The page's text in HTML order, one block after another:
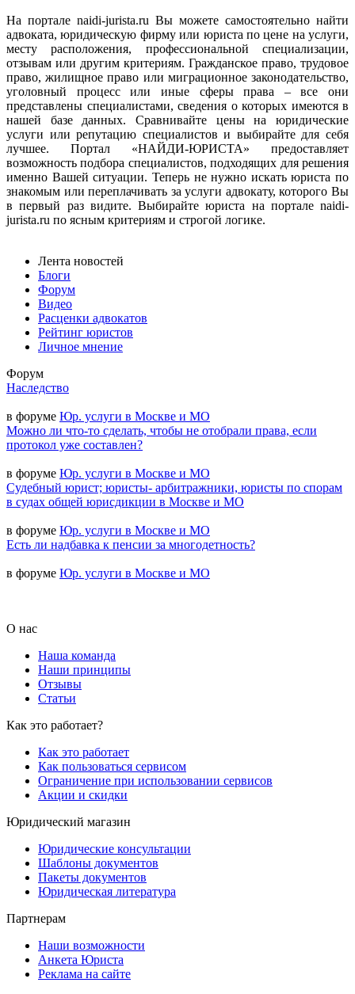
На портале naidi-jurista.ru Вы можете самостоятельно найти
адвоката, юридическую фирму или юриста по цене на услуги,
месту расположения, профессиональной специализации,
отзывам или другим критериям. Гражданское право, трудовое
право, жилищное право или миграционное законодательство,
уголовный процесс или иные сферы права – все они
представлены специалистами, сведения о которых имеются в
нашей базе данных. Сравнивайте цены на юридические
услуги или репутацию специалистов и выбирайте для себя
лучшее. Портал «НАЙДИ-ЮРИСТА» предоставляет
возможность подбора специалистов, подходящих для решения
именно Вашей ситуации. Теперь не нужно искать юриста по
знакомым или переплачивать за услуги адвокату, которого Вы
в первый раз видите. Выбирайте юриста на портале naidi-
jurista.ru по ясным критериям и строгой логике.
Лента новостей
Блоги
Форум
Видео
Расценки адвокатов
Рейтинг юристов
Личное мнение
Форум
Наследство
в форуме Юр. услуги в Москве и МО
Можно ли что-то сделать, чтобы не отобрали права, если
протокол уже составлен?
в форуме Юр. услуги в Москве и МО
Судебный юрист; юристы- арбитражники, юристы по спорам
в судах общей юрисдикции в Москве и МО
в форуме Юр. услуги в Москве и МО
Есть ли надбавка к пенсии за многодетность?
в форуме Юр. услуги в Москве и МО
О нас
Наша команда
Наши принципы
Отзывы
Статьи
Как это работает?
Как это работает
Как пользоваться сервисом
Ограничение при использовании сервисов
Акции и скидки
Юридический магазин
Юридические консультации
Шаблоны документов
Пакеты документов
Юридическая литература
Партнерам
Наши возможности
Анкета Юриста
Реклама на сайте